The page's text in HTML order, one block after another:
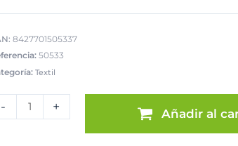
8427701505337
50533
Textil
- + Añadir al